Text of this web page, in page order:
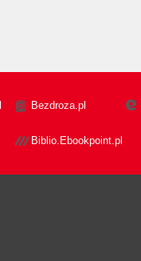
Bezdroza.pl
Biblio.Ebookpoint.pl